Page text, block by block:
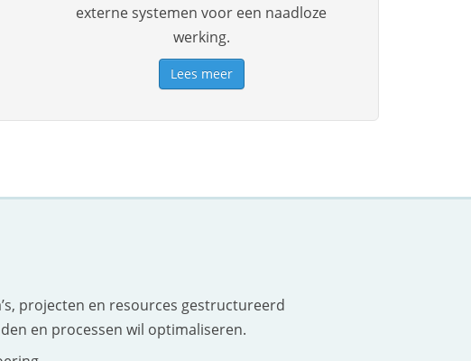
externe systemen voor een naadloze
werking.
Lees meer
projecten en resources gestructureerd
en processen wil optimaliseren.